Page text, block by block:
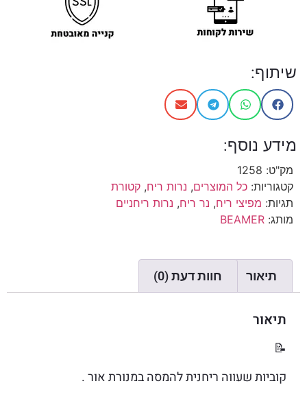
שיתוף:
מידע נוסף:
מק"ט: 1258
קטגוריות: כל המוצרים, נרות ריח, קטורת
תגיות: מפיצי ריח, נר ריח, נרות ריחניים
מותג: BEAMER
תיאור חוות דעת (0)
תיאור
📝
קוביות שעווה ריחנית להמסה במנורת אור .